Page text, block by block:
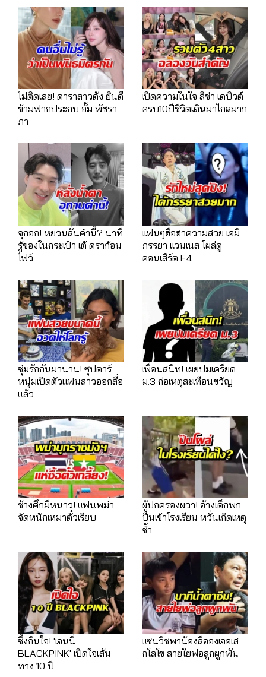
ไม่ติดเลย! ดาราสาวดัง ยินดี
ข้ามฟากประกบ อั้ม พัชรา
ภา
เปิดความในใจ ลิซ่า เดบิวต์
ครบ10ปีชีวิตเดินมาไกลมาก
จุกอก! หยวนลั่นคำนี้? นาที
รู้ของในกระเป๋า เต้ ดราก้อน
ไฟว์
เเฟนๆฮือฮาความสวย เอมิ
ภรรยา เเวนเนส โผล่ดู
คอนเสิร์ต F4
ซุ่มรักกันมานาน! ซุปตาร์
หนุ่มเปิดตัวแฟนสาวออกสื่อ
แล้ว
เพื่อนสนิท! เผยปมเครียด
ม.3 ก่อเหตุสะเทือนขวัญ
ช้างศึกมีหนาว! แฟนพม่า
จัดหนักเหมาตั๋วเรียบ
ผู้ปกครองผวา! อ้างเด็กพก
ปืนเข้าโรงเรียน หวั่นเกิดเหตุ
ซ้ำ
ซึ้งกินใจ! 'เจนนี่
BLACKPINK' เปิดใจเส้น
ทาง 10 ปี
แซนวิชพาน้องลีอองเจอเส
กโลโซ สายใยพ่อลูกผูกพัน